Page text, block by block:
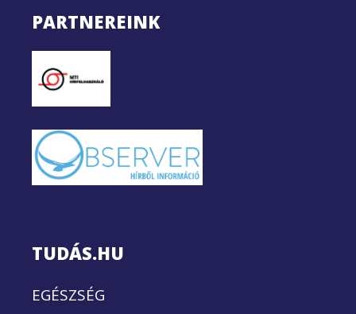
PARTNEREINK
TUDÁS.HU
EGÉSZSÉG